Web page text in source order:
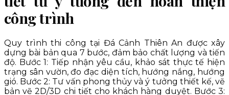
công trình
Quy trình thi công tại Đá Cảnh Thiên An được xây
dựng bài bản qua 7 bước, đảm bảo chất lượng và tiến
độ. Bước 1: Tiếp nhận yêu cầu, khảo sát thực tế hiện
trạng sân vườn, đo đạc diện tích, hướng nắng, hướng
gió. Bước 2: Tư vấn phong thủy và ý tưởng thiết kế, vẽ
bản vẽ 2D/3D chi tiết cho khách hàng duyệt. Bước 3: